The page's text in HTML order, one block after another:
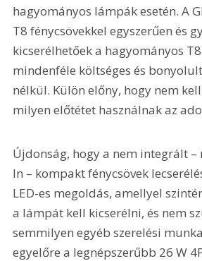
hagyományos lámpák esetén. A
T8 fénycsövekkel egyszerűen és
kicserélhetőek a hagyományos
mindenféle költséges és
nélkül. Külön előny, hogy nem
milyen előtétet használnak az
Újdonság, hogy a nem integrált –
In – kompakt fénycsövek
LED-es megoldás, amellyel
a lámpát kell kicserélni, és nem
semmilyen egyéb szerelési
egyelőre a legnépszerűbb 26 W